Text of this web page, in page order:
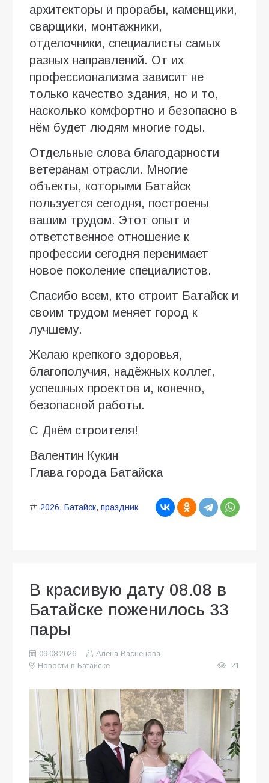
архитекторы и прорабы, каменщики,
сварщики, монтажники,
отделочники, специалисты самых
разных направлений. От их
профессионализма зависит не
только качество здания, но и то,
насколько комфортно и безопасно в
нём будет людям многие годы.
Отдельные слова благодарности
ветеранам отрасли. Многие
объекты, которыми Батайск
пользуется сегодня, построены
вашим трудом. Этот опыт и
ответственное отношение к
профессии сегодня перенимает
новое поколение специалистов.
Спасибо всем, кто строит Батайск и
своим трудом меняет город к
лучшему.
Желаю крепкого здоровья,
благополучия, надёжных коллег,
успешных проектов и, конечно,
безопасной работы.
С Днём строителя!
Валентин Кукин
Глава города Батайска
2026, Батайск, праздник
В красивую дату 08.08 в
Батайске поженилось 33
пары
09.08.2026
Алена Васнецова
Новости в Батайске
21